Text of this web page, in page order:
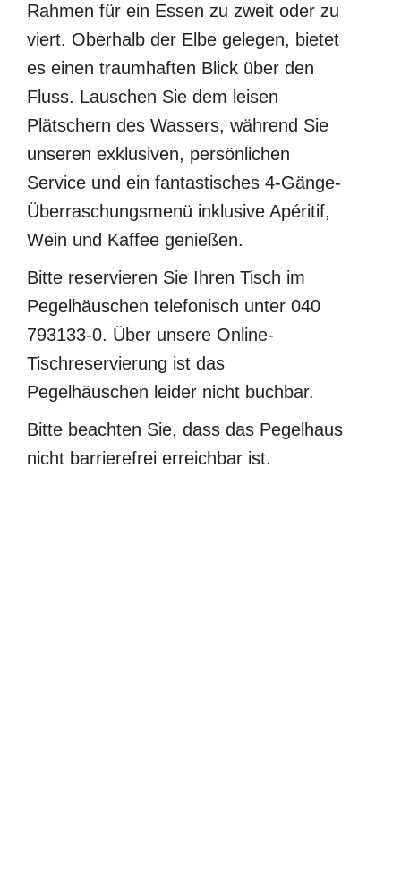
Rahmen für ein Essen zu zweit oder zu
viert. Oberhalb der Elbe gelegen, bietet
es einen traumhaften Blick über den
Fluss. Lauschen Sie dem leisen
Plätschern des Wassers, während Sie
unseren exklusiven, persönlichen
Service und ein fantastisches 4-Gänge-
Überraschungsmenü inklusive Apéritif,
Wein und Kaffee genießen.
Bitte reservieren Sie Ihren Tisch im
Pegelhäuschen telefonisch unter 040
793133-0. Über unsere Online-
Tischreservierung ist das
Pegelhäuschen leider nicht buchbar.
Bitte beachten Sie, dass das Pegelhaus
nicht barrierefrei erreichbar ist.